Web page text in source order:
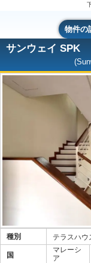
マレー
物件の
サンウェイ SPK
種別 テラスハウ
国
マレーシ
ア